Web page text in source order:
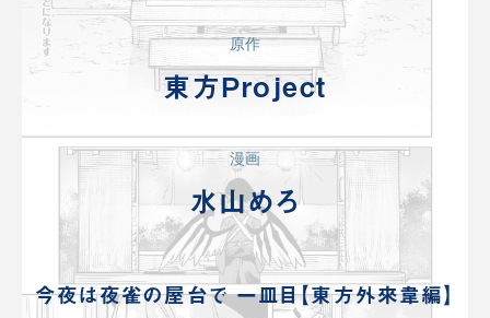
原作
東方Project
漫画
水山めろ
今夜は夜雀の屋台で 一皿目【東方外來韋編】